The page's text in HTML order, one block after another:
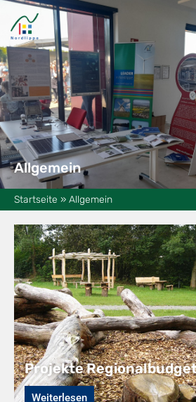
Allgemein
Startseite » Allgemein
Projekte
Weiterlesen